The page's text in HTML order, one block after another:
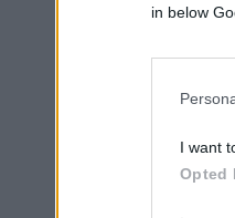
in below
I want
Opted